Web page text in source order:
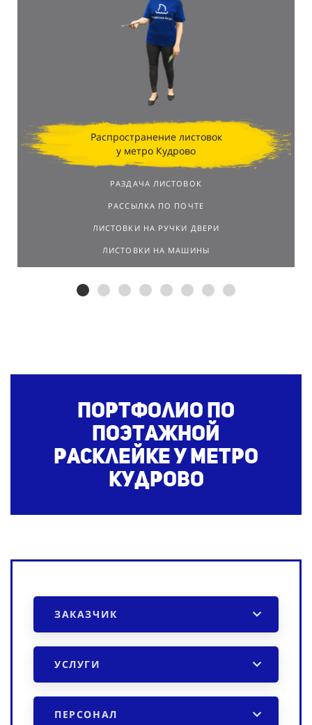
Распространение листовок
у метро Кудрово
РАЗДАЧА ЛИСТОВОК
РАССЫЛКА ПО ПОЧТЕ
ЛИСТОВКИ НА РУЧКИ ДВЕРИ
ЛИСТОВКИ НА МАШИНЫ
Портфолио по
поэтажной
расклейкеу метро
Кудрово
ЗАКАЗЧИК
УСЛУГИ
ПЕРСОНАЛ